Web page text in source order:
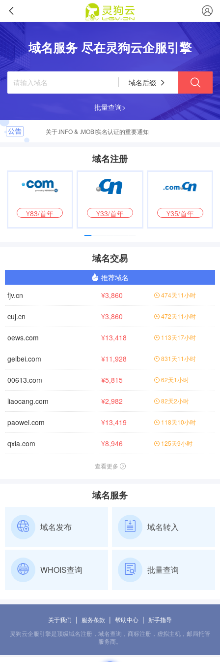
域名服务 尽在灵狗云企服引擎
域名后缀
批量查询>
关于.INFO & .MOBI实名认证的重要通知
弘扬社会正能量，杜绝域名不良应用倡议
域名注册
¥83/首年 ¥33/首年 ¥35/首年
域名交易
推荐域名
fjv.cn
¥3,860 474天11小时
cuj.cn ¥3,860 472天11小时
oews.com ¥13,418 113天17小时
geibei.com ¥11,928 831天11小时
00613.com ¥5,815 62天1小时
liaocang.com ¥2,982 82天2小时
paowei.com ¥13,419 118天10小时
qxia.com ¥8,946 125天9小时
查看更多
域名服务
域名发布 域名转入
WHOIS查询 批量查询
关于我们 | 服务条款 | 帮助中心 | 新手指导
灵狗云企服引擎是顶级域名注册，域名查询，商标注册，虚拟主机，邮局托管
服务商。